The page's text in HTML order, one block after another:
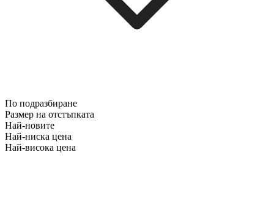
По подразбиране
Размер на отстъпката
Най-новите
Най-ниска цена
Най-висока цена